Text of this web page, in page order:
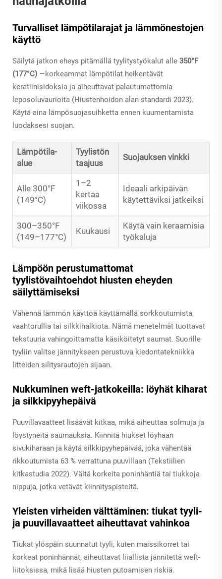
Turvalliset lämpötilarajat ja lämmönestojen
käyttö
Säilytä jatkon eheys pitämällä tyylitystyökalut alle 350°F
(177°C) —korkeammat lämpötilat heikentävät
keratiinisidoksia ja aiheuttavat palautumattomia
leposoluvaurioita (Hiustenhoidon alan standardi 2023).
Käytä aina lämpösuojasuihketta ennen kuumentamista
luodaksesi suojan.
Lämpötila-
alue
Tyylistön
taajuus
Suojauksen vinkki
Alle 300°F
(149°C)
1–2
kertaa
viikossa
Ideaali arkipäivän
käytettäviksi jatkeiksi
300–350°F
(149–177°C)
Kuukausi
Käytä vain keraamisia
työkaluja
Lämpöön perustumattomat
tyylistövaihtoehdot hiusten eheyden
säilyttämiseksi
Vähennä lämmön käyttöä käyttämällä sorkkoutumista,
vaahtorullia tai silkkihalkiota. Nämä menetelmät tuottavat
tekstuuria vahingoittamatta käsiköitetyt saumat. Suorille
tyyliin valitse jännitykseen perustuva kiedontatekniikka
litteiden silitysrautojen sijaan.
Nukkuminen weft-jatkokeilla: löyhät kiharat
ja silkkipyyhepäivä
Puuvillavaatteet lisäävät kitkaa, mikä aiheuttaa solmuja ja
löystyneitä saumauksia. Kiinnitä hiukset löyhaan
sivukiharaan ja käytä silkkipyyhepäivää, joka vähentää
rikkoutumista 63 % verrattuna puuvillaan (Tekstiilien
kitkastudia 2022). Vältä korkeita poninhäntiä tai tiukkoja
nippuja, jotka vetävät kiinnityspisteitä.
Yleisten virheiden välttäminen: tiukat tyyli-
ja puuvillavaatteet aiheuttavat vahinkoa
Tiukat ylöspäin suunnatut tyyli, kuten maissikorret tai
korkeat poninhännät, aiheuttavat liiallista jännitettä weft-
liitoksissa, mikä lisää hiusten putoamisen riskiä.